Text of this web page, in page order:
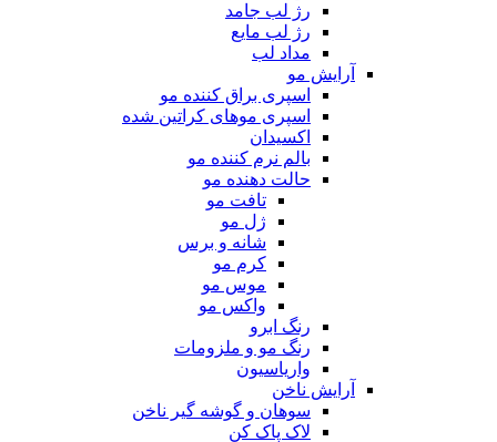
رژ لب جامد
رژ لب مایع
مداد لب
آرایش مو
اسپری براق کننده مو
اسپری موهای کراتین شده
اکسیدان
بالم نرم کننده مو
حالت دهنده مو
تافت مو
ژل مو
شانه و برس
کرم مو
موس مو
واکس مو
رنگ ابرو
رنگ مو و ملزومات
واریاسیون
آرایش ناخن
سوهان و گوشه گیر ناخن
لاک پاک کن